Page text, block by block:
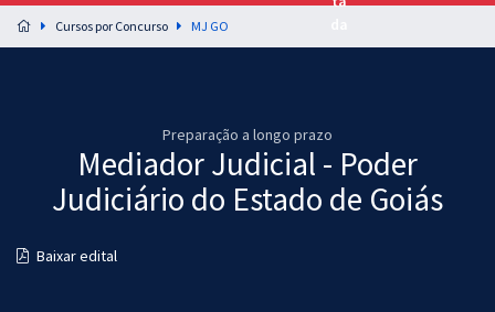
Preparação completa e intensiva para as principais
residências em saúde do Brasil
Assinatura Ilimitada
Cursos 20% OFF
Graduação
Cursos por Concurso MJ GO
Preparação a longo prazo
Mediador Judicial - Poder
Judiciário do Estado de Goiás
Baixar edital